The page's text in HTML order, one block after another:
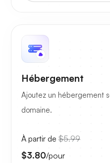
Hébergement
Ajoutez un hébergement
domaine.
À partir de $5.99
$3.80/pour